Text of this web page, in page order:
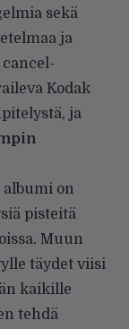
sekä
ja
Kodak
ja
on
pisteitä
Muun
täydet viisi
kaikille
tehdä